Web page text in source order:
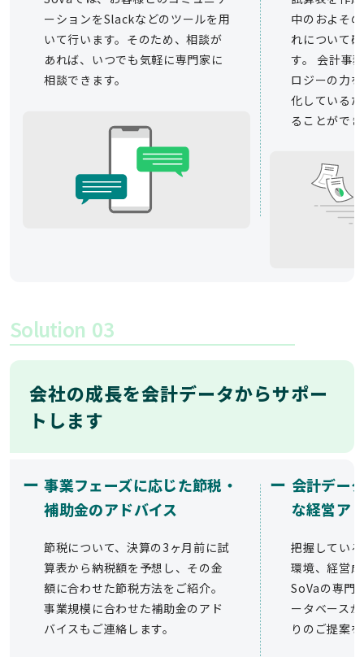
ーションをSlackなどのツールを用
いて行います。そのため、相談が
あれば、いつでも気軽に専門家に
相談できます。
中のおよそ
れについて
す。 会計事
ロジーの力
化している
ることがで
Solution 03
会社の成長を会計データからサポー
トします
ー 事業フェーズに応じた節税・
補助金のアドバイス
節税について、決算の3ヶ月前に試
算表から納税額を予想し、その金
額に合わせた節税方法をご紹介。
事業規模に合わせた補助金のアド
バイスもご連絡します。
ー 会計デー
な経営ア
把握してい
環境、経営
SoVaの専門
ータベース
りのご提案